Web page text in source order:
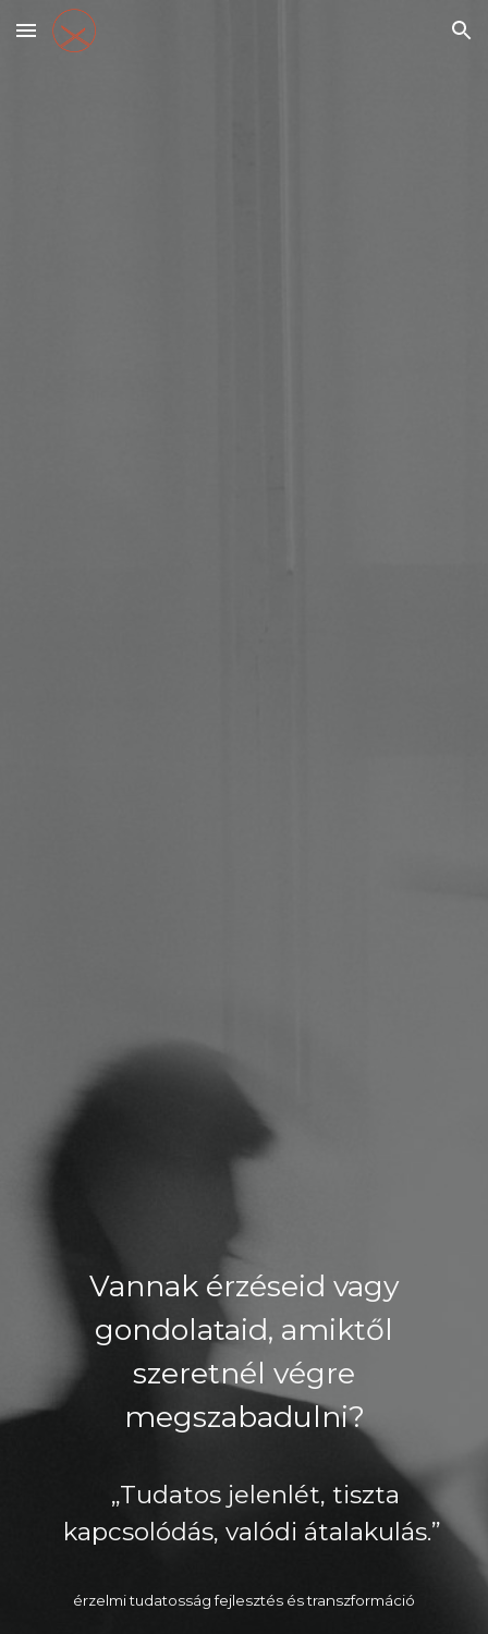
Skip to main content Skip to navigation
Vannak érzéseid vagy
gondolataid, amiktől
szeretnél végre
megszabadulni?
„Tudatos jelenlét, tiszta
kapcsolódás, valódi átalakulás.”
érzelmi tudatosság fejlesztés éstranszformáció